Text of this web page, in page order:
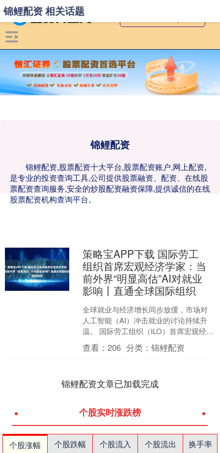
锦鲤配资
锦鲤配资,股票配资十大平台,股票配资账户,网上配资,
是专业的投资查询工具,公司提供股票融资、配资、在线股
票配资查询服务,安全的炒股配资融资保障,提供诚信的在线
股票配资机构查询平台。
锦鲤配资 相关话题
策略宝APP下载 国际劳工
组织首席宏观经济学家：当
前外界“明显高估”AI对就业
影响丨直通全球国际组织
全球就业与经济增长同步放缓，市场对
人工智能（AI）冲击就业的讨论持续升
温。 国际劳工组织（ILO）首席宏观经济
学家埃克哈德恩斯特（Ekkehard
Ernst）....
查看：206 分类：锦鲤配资
锦鲤配资文章已加载完成
个股实时涨跌榜
个股涨幅 个股跌幅 个股流入 个股流出
换手率